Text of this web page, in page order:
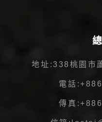
地址:338桃園市
電話:
傳真: